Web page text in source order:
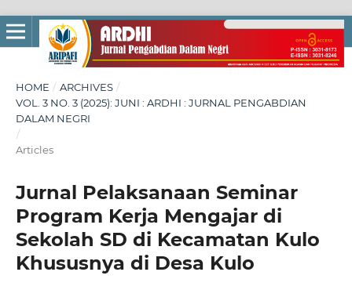
HOME / ARCHIVES /
VOL. 3 NO. 3 (2025): JUNI : ARDHI : JURNAL PENGABDIAN
DALAM NEGRI
/
Articles
Jurnal Pelaksanaan Seminar
Program Kerja Mengajar di
Sekolah SD di Kecamatan Kulo
Khususnya di Desa Kulo